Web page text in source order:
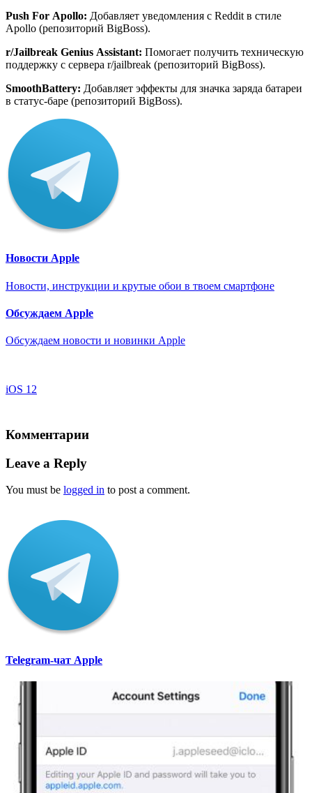
Push For Apollo: Добавляет уведомления с Reddit в стиле
Apollo (репозиторий BigBoss).
r/Jailbreak Genius Assistant: Помогает получить техническую
поддержку с сервера r/jailbreak (репозиторий BigBoss).
SmoothBattery: Добавляет эффекты для значка заряда батареи
в статус-баре (репозиторий BigBoss).
Новости Apple
Новости, инструкции и крутые обои в твоем смартфоне
Обсуждаем Apple
Обсуждаем новости и новинки Apple
iOS 12
Комментарии
Leave a Reply
You must be logged in to post a comment.
Telegram-чат Apple